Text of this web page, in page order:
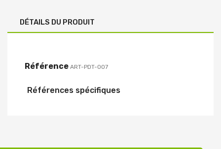
DÉTAILS DU PRODUIT
Référence ART-PDT-007
Références spécifiques